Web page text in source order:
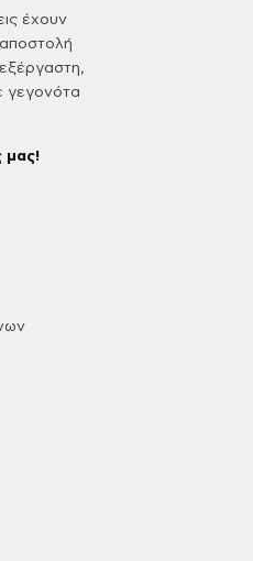
έχουν
γεγονότα
μας!